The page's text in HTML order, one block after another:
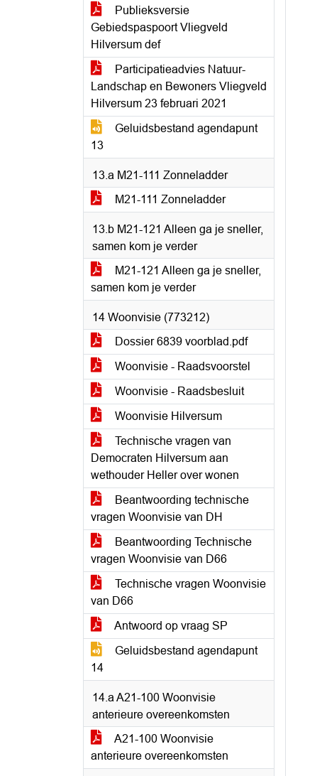
Publieksversie
Gebiedspaspoort Vliegveld
Hilversum def
Participatieadvies Natuur-
Landschap en Bewoners Vliegveld
Hilversum 23 februari 2021
Geluidsbestand agendapunt
13
13.a M21-111 Zonneladder
M21-111 Zonneladder
13.b M21-121 Alleen ga je sneller,
samen kom je verder
M21-121 Alleen ga je sneller,
samen kom je verder
14 Woonvisie (773212)
Dossier 6839 voorblad.pdf
Woonvisie - Raadsvoorstel
Woonvisie - Raadsbesluit
Woonvisie Hilversum
Technische vragen van
Democraten Hilversum aan
wethouder Heller over wonen
Beantwoording technische
vragen Woonvisie van DH
Beantwoording Technische
vragen Woonvisie van D66
Technische vragen Woonvisie
van D66
Antwoord op vraag SP
Geluidsbestand agendapunt
14
14.a A21-100 Woonvisie
anterieure overeenkomsten
A21-100 Woonvisie
anterieure overeenkomsten